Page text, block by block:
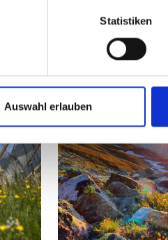
Statistiken
Auswahl erlauben